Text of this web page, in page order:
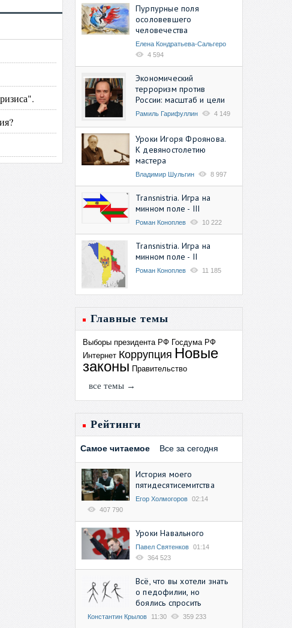
Пурпурные поля
осоловевшего
человечества
Елена Кондратьева-Сальгеро
4 594
Экономический
терроризм против
России: масштаб и цели
Рамиль Гарифуллин 4 149
Уроки Игоря Фроянова.
К девяностолетию
мастера
Владимир Шульгин 8 997
Transnistria. Игра на
минном поле - III
Роман Коноплев 10 222
Transnistria. Игра на
минном поле - II
Роман Коноплев 11 185
Главные темы
Выборы президента РФ Госдума РФ
Интернет Коррупция Новые
законы Правительство
все темы →
Рейтинги
Самое читаемое Все за сегодня
История моего
пятидесятисемитства
Егор Холмогоров 02:14
407 790
Уроки Навального
Павел Святенков 01:14
364 523
Всё, что вы хотели знать
о педофилии, но
боялись спросить
Константин Крылов 11:30 359 233